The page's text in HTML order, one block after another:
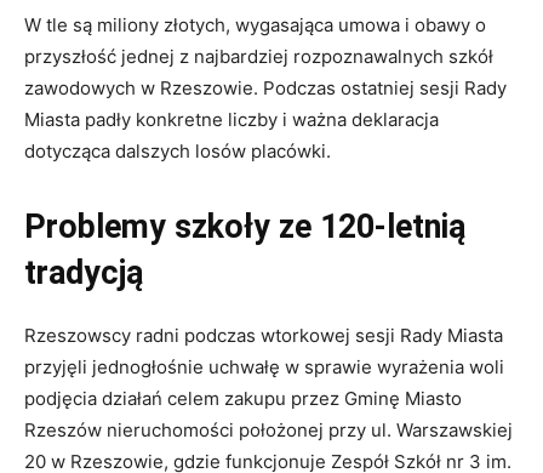
W tle są miliony złotych, wygasająca umowa i obawy o
przyszłość jednej z najbardziej rozpoznawalnych szkół
zawodowych w Rzeszowie. Podczas ostatniej sesji Rady
Miasta padły konkretne liczby i ważna deklaracja
dotycząca dalszych losów placówki.
Problemy szkoły ze 120-letnią
tradycją
Rzeszowscy radni podczas wtorkowej sesji Rady Miasta
przyjęli jednogłośnie uchwałę w sprawie wyrażenia woli
podjęcia działań celem zakupu przez Gminę Miasto
Rzeszów nieruchomości położonej przy ul. Warszawskiej
20 w Rzeszowie, gdzie funkcjonuje Zespół Szkół nr 3 im.